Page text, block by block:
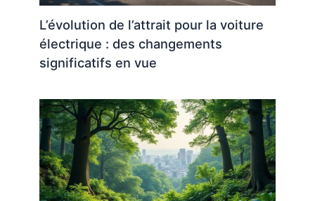
L’évolution de l’attrait pour la voiture
électrique : des changements
significatifs en vue